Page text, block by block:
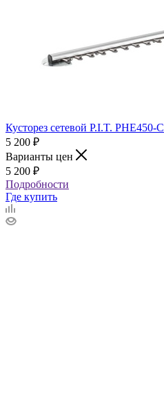
Кусторез сетевой P.I.T. PHE450-C
5 200 ₽
Варианты цен
5 200 ₽
Подробности
Где купить